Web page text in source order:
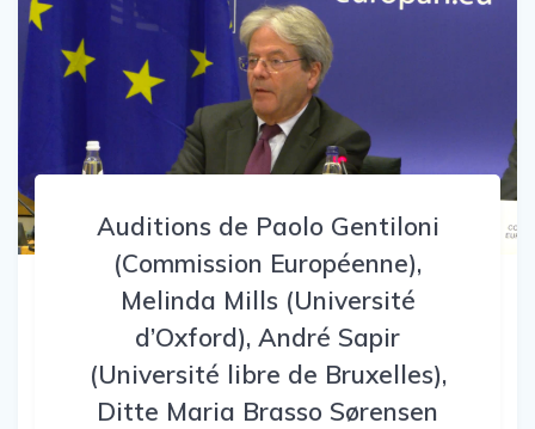
Auditions de Paolo Gentiloni
(Commission Européenne),
Melinda Mills (Université
d’Oxford), André Sapir
(Université libre de Bruxelles),
Ditte Maria Brasso Sørensen